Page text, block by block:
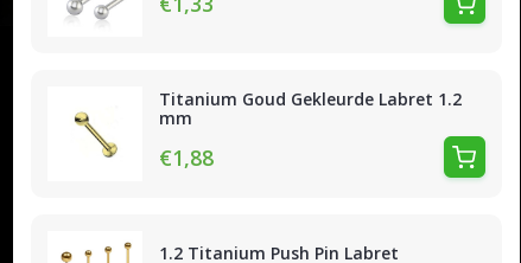
Titanium Goud Gekleurde Labret 1.2
mm
€1,88
1.2 Titanium Push Pin Labret